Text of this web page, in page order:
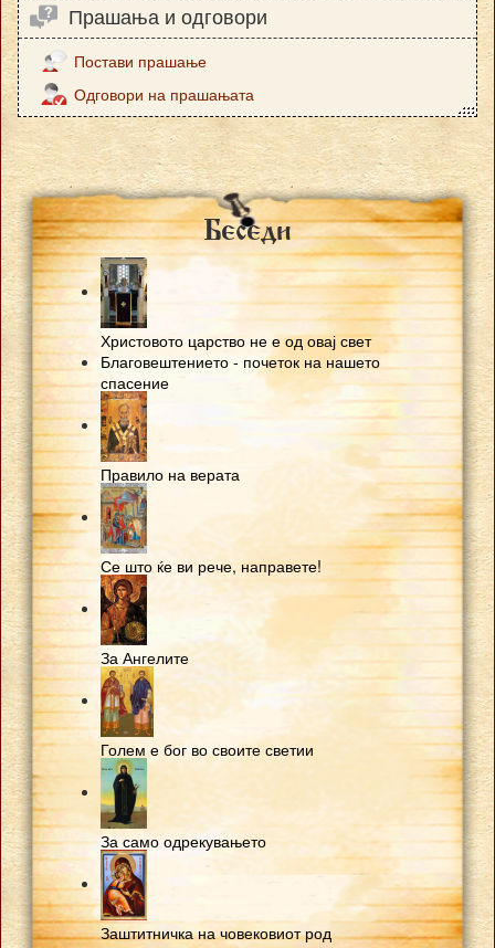
Прашања и одговори
Постави прашање
Одговори на прашањата
Besedi
Христовото царство не е од овај свет
Благовештението - почеток на нашето
спасение
Правило на верата
Се што ќе ви рече, направете!
За Ангелите
Голем е бог во своите светии
За само одрекувањето
Заштитничка на човековиот род